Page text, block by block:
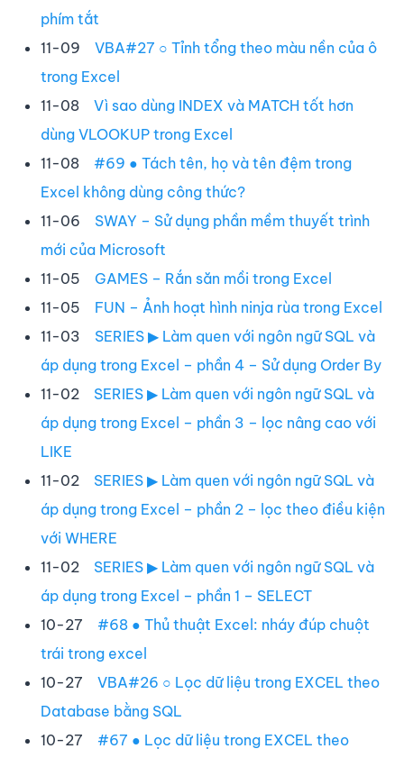
phím tắt
11-09 VBA#27 ○ Tỉnh tổng theo màu nền của ô
trong Excel
11-08 Vì sao dùng INDEX và MATCH tốt hơn
dùng VLOOKUP trong Excel
11-08 #69 ● Tách tên, họ và tên đệm trong
Excel không dùng công thức?
11-06 SWAY – Sử dụng phần mềm thuyết trình
mới của Microsoft
11-05 GAMES – Rắn săn mồi trong Excel
11-05 FUN – Ảnh hoạt hình ninja rùa trong Excel
11-03 SERIES ▶ Làm quen với ngôn ngữ SQL và
áp dụng trong Excel – phần 4 – Sử dụng Order By
11-02 SERIES ▶ Làm quen với ngôn ngữ SQL và
áp dụng trong Excel – phần 3 – lọc nâng cao với
LIKE
11-02 SERIES ▶ Làm quen với ngôn ngữ SQL và
áp dụng trong Excel – phần 2 – lọc theo điều kiện
với WHERE
11-02 SERIES ▶ Làm quen với ngôn ngữ SQL và
áp dụng trong Excel – phần 1 – SELECT
10-27 #68 ● Thủ thuật Excel: nháy đúp chuột
trái trong excel
10-27 VBA#26 ○ Lọc dữ liệu trong EXCEL theo
Database bằng SQL
10-27 #67 ● Lọc dữ liệu trong EXCEL theo